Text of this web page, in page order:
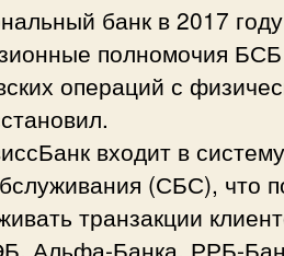
банк в 2017
полномочия
операций с
входит в
(СБС), что
транзакции
Альфа-Банка, РРБ-